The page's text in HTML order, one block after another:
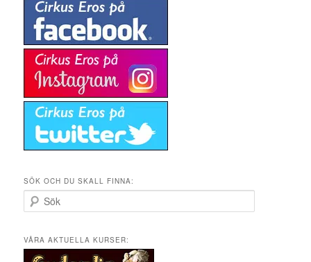
SÖK OCH DU SKALL FINNA:
ö
VÅRA AKTUELLA KURSER: